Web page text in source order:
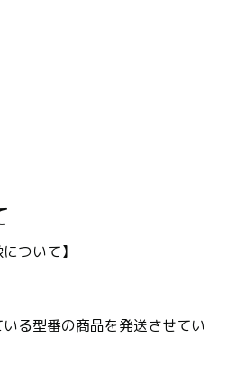
ついて】
る型番の商品を発送させてい